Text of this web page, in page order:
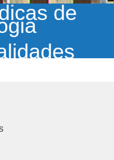
de